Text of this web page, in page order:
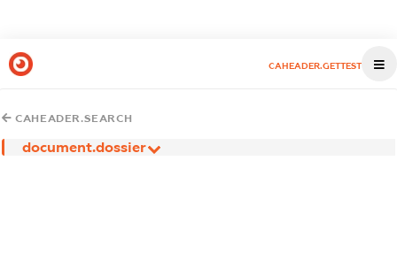
CAHEADER.GETTEST
CAHEADER.SEARCH
document.dossier